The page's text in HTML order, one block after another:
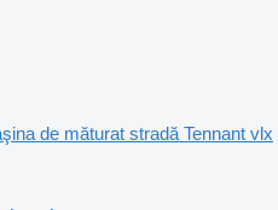
de măturat stradă Tennant vlx